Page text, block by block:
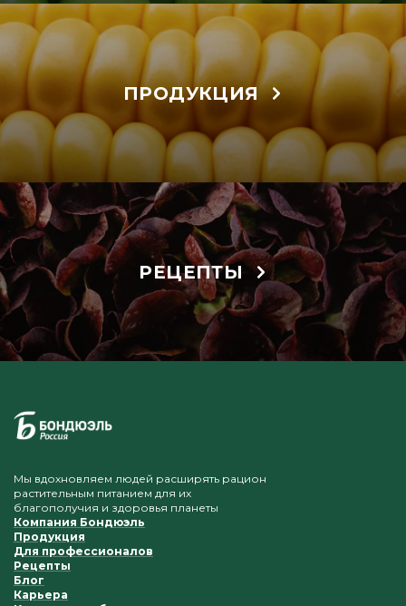
ПРОДУКЦИЯ
РЕЦЕПТЫ
Мы вдохновляем людей расширять рацион
растительным питанием для их
благополучия и здоровья планеты
Компания Бондюэль
Продукция
Для профессионалов
Рецепты
Блог
Карьера